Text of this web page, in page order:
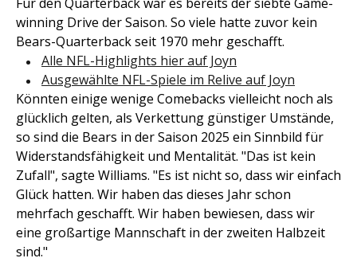
winning Drive der Saison. So viele hatte zuvor kein
Bears-Quarterback seit 1970 mehr geschafft.
Alle NFL-Highlights hier auf Joyn
Ausgewählte NFL-Spiele im Relive auf Joyn
Könnten einige wenige Comebacks vielleicht noch als
glücklich gelten, als Verkettung günstiger Umstände,
so sind die Bears in der Saison 2025 ein Sinnbild für
Widerstandsfähigkeit und Mentalität. "Das ist kein
Zufall", sagte Williams. "Es ist nicht so, dass wir einfach
Glück hatten. Wir haben das dieses Jahr schon
mehrfach geschafft. Wir haben bewiesen, dass wir
eine großartige Mannschaft in der zweiten Halbzeit
sind."